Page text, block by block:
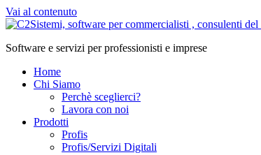
Vai al contenuto
Software e servizi per professionisti e imprese
Home
Chi Siamo
Perchè sceglierci?
Lavora con noi
Prodotti
Profis
Profis/Servizi Digitali